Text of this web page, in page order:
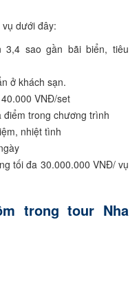
dưới đây:
3,4 sao gần bãi biển, tiêu
ở khách sạn.
VNĐ/set
trong chương trình
nhiệt tình
tối đa 30.000.000 VNĐ/ vụ
trong tour Nha